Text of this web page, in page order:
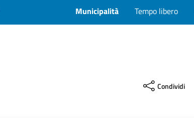
Municipalità Tempo libero
Condividi